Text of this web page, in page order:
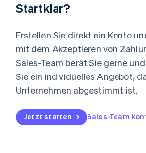
Startklar?
Erstellen Sie direkt ein Konto
mit dem Akzeptieren von
Sales-Team berät Sie gerne
Sie ein individuelles Angebot,
Unternehmen abgestimmt ist.
Jetzt starten Sales-Team
English简体中文
English
Mexiko
Español English
Neuseeland
English
NederlandsEnglish
English
Österreich